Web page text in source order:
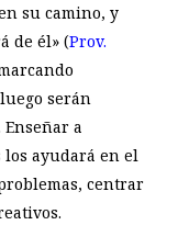
su camino, y
de él» (Prov.
serán
a
ayudará en el
centrar